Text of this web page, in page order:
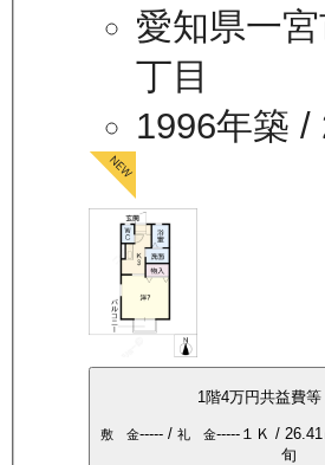
愛知県一宮
丁目
1996年築 /
1階4万円共益費等
敷 金----- / 礼 金----- １Ｋ / 26.41
旬